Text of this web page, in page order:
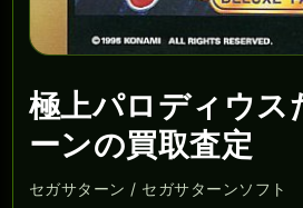
極上パロディウス
ーンの買取査定
セガサターン / セガサターンソフト